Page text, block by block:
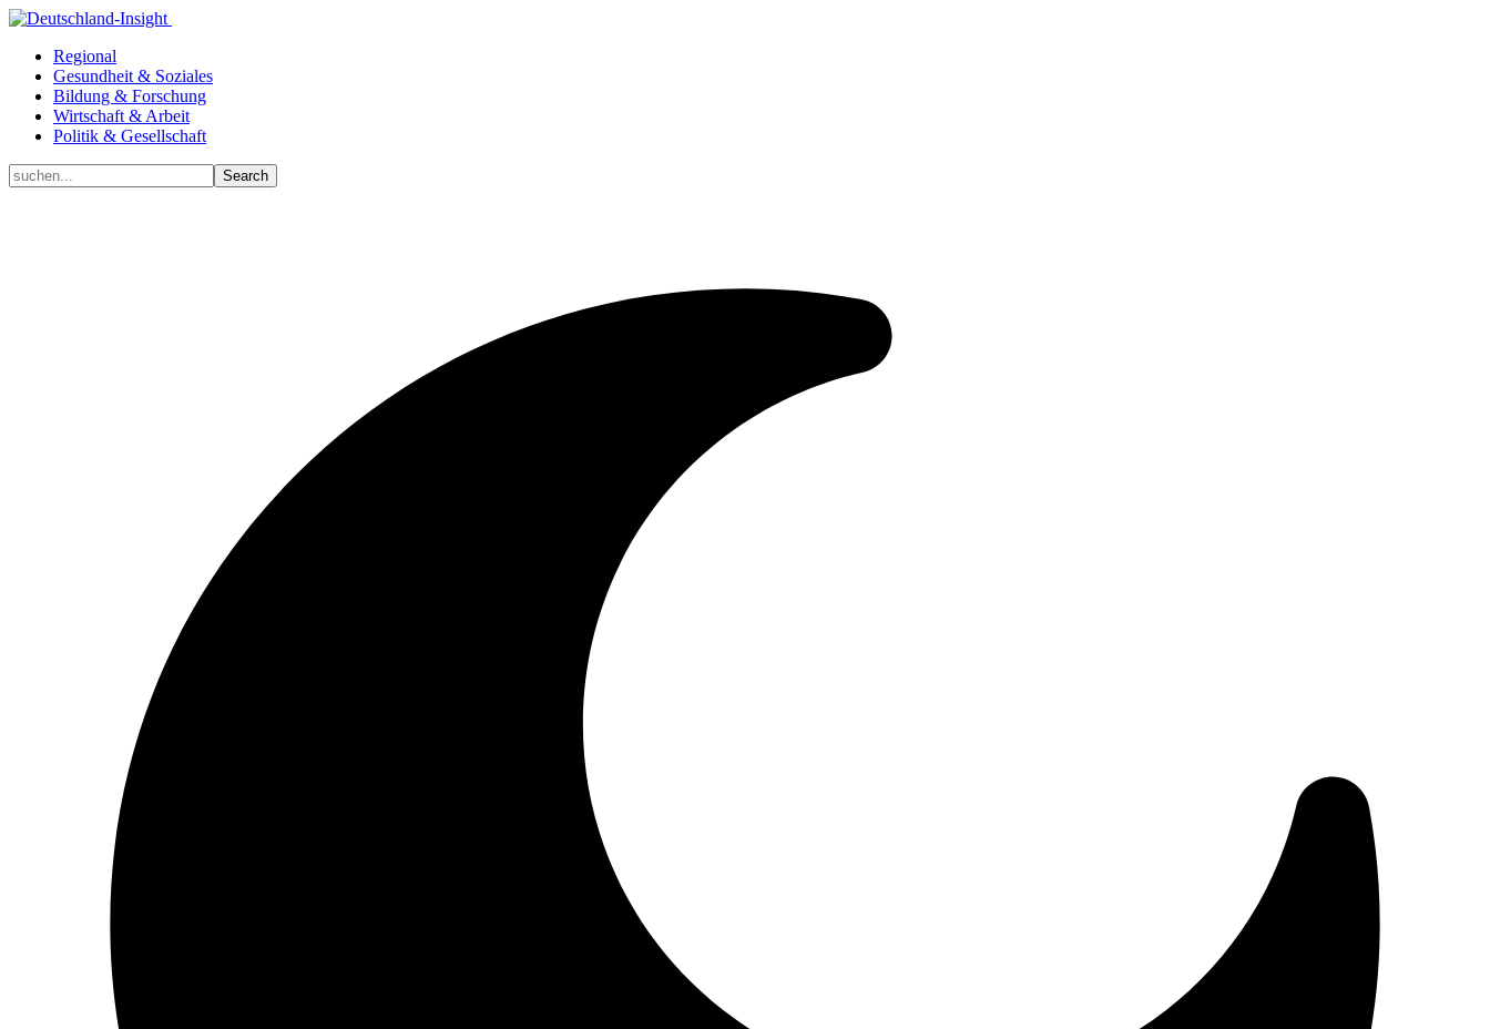
Regional
Gesundheit & Soziales
Bildung & Forschung
Wirtschaft & Arbeit
Politik & Gesellschaft